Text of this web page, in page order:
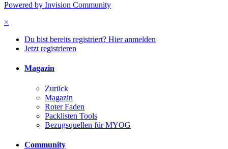
Powered by Invision Community
×
Du bist bereits registriert? Hier anmelden
Jetzt registrieren
Magazin
Zurück
Magazin
Roter Faden
Packlisten Tools
Bezugsquellen für MYOG
Community